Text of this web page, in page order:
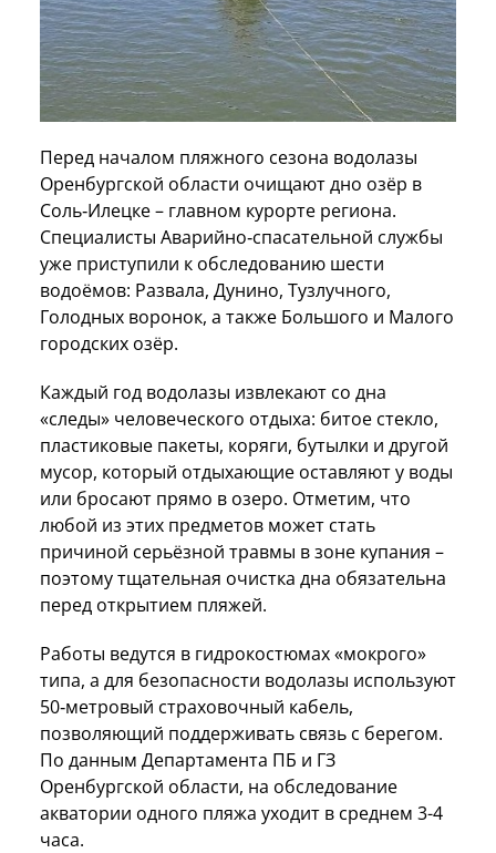
Перед началом пляжного сезона водолазы
Оренбургской области очищают дно озёр в
Соль‑Илецке – главном курорте региона.
Специалисты Аварийно‑спасательной службы
уже приступили к обследованию шести
водоёмов: Развала, Дунино, Тузлучного,
Голодных воронок, а также Большого и Малого
городских озёр.
Каждый год водолазы извлекают со дна
«следы» человеческого отдыха: битое стекло,
пластиковые пакеты, коряги, бутылки и другой
мусор, который отдыхающие оставляют у воды
или бросают прямо в озеро. Отметим, что
любой из этих предметов может стать
причиной серьёзной травмы в зоне купания –
поэтому тщательная очистка дна обязательна
перед открытием пляжей.
Работы ведутся в гидрокостюмах «мокрого»
типа, а для безопасности водолазы используют
50‑метровый страховочный кабель,
позволяющий поддерживать связь с берегом.
По данным Департамента ПБ и ГЗ
Оренбургской области, на обследование
акватории одного пляжа уходит в среднем 3-4
часа.